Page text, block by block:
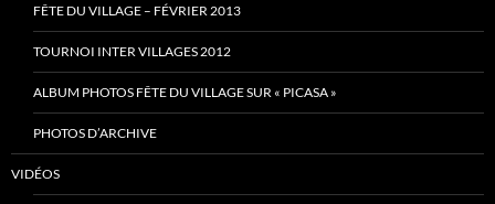
FÊTE DU VILLAGE – FÉVRIER 2013
TOURNOI INTER VILLAGES 2012
ALBUM PHOTOS FÊTE DU VILLAGE SUR « PICASA »
PHOTOS D’ARCHIVE
VIDÉOS